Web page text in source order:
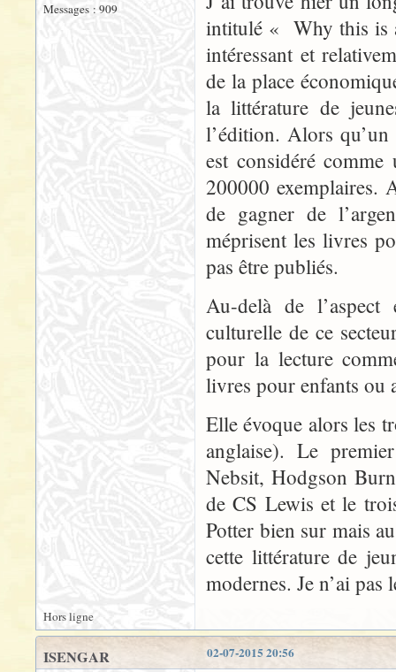
Messages : 909
intitulé « Why this is
intéressant et
de la place
la littérature de
l’édition. Alors
est considéré
200000 exemplaires.
de gagner de
méprisent les livres
pas être publiés.
Au-delà de l’aspect
culturelle de ce
pour la lecture
livres pour enfants ou
Elle évoque alors les
anglaise). Le
Nebsit, Hodgson
de CS Lewis et le
Potter bien sur mais
cette littérature de
modernes. Je n’ai
Hors ligne
02-07-2015 20:56
ISENGAR